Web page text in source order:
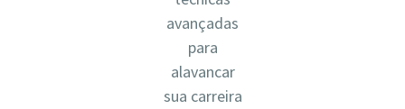
avançadas
para
alavancar
sua carreira